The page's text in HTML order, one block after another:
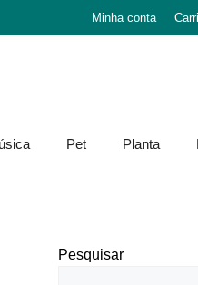
Minha conta
Pet Planta
Pesquisar